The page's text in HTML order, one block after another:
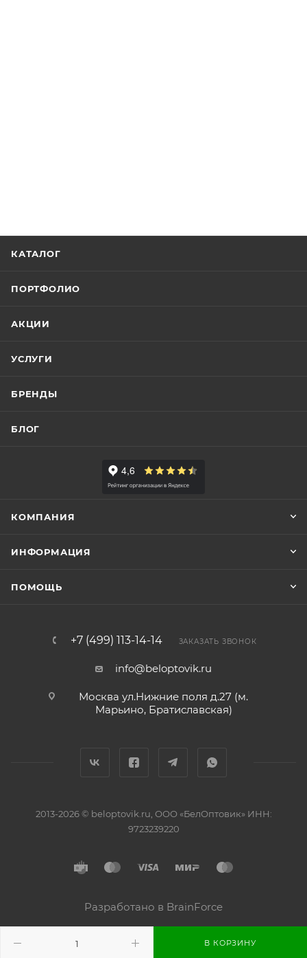
В КОРЗИНУ
КАТАЛОГ
ПОРТФОЛИО
АКЦИИ
УСЛУГИ
БРЕНДЫ
БЛОГ
КОМПАНИЯ
ИНФОРМАЦИЯ
ПОМОЩЬ
+7 (499) 113-14-14 ЗАКАЗАТЬ ЗВОНОК
info@beloptovik.ru
Москва ул.Нижние поля д.27 (м.
Марьино, Братиславская)
2013-2026 © beloptovik.ru, ООО «БелОптовик» ИНН:
9723239220
Разработано в BrainForce